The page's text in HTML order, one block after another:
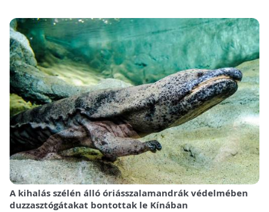
A kihalás szélén álló óriásszalamandrák védelmében
duzzasztógátakat bontottak le Kínában